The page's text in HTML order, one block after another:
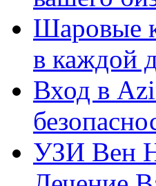
Шаровые
в каждой
Вход в
УЗИ Вен